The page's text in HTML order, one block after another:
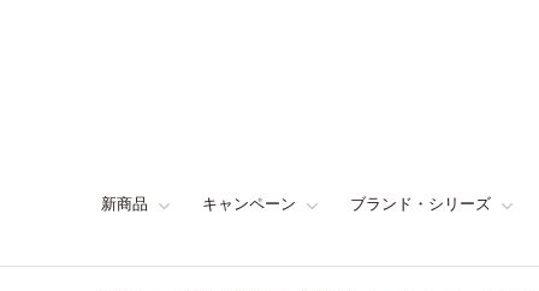
新商品 キャンペーン ブランド・シリーズ